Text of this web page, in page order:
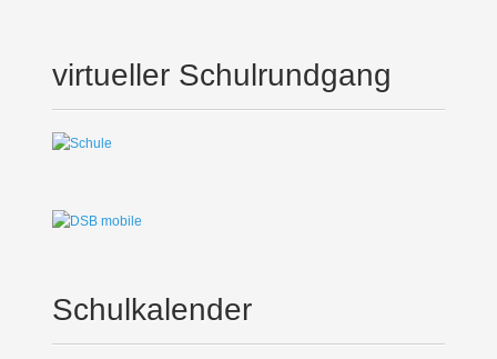
virtueller Schulrundgang
Schulkalender